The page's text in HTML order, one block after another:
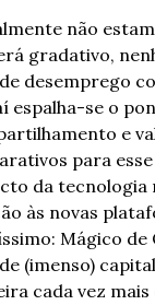
não
gradativo,
desemprego
espalha-se o
e
para
da tecnologia
às novas
Mágico
(imenso)
cada vez